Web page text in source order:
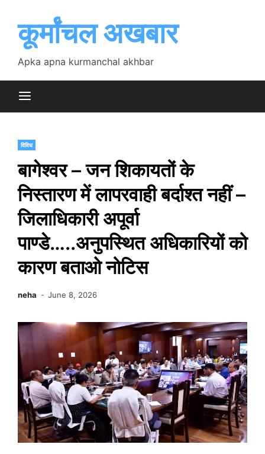
contentकूर्मांचल अखबार
Apka apna kurmanchal akhbar
विविध
बागेश्वर – जन शिकायतों के
निस्तारण में लापरवाही बर्दाश्त नहीं –
जिलाधिकारी अपूर्वा
पाण्डे…..अनुपस्थित अधिकारियों को
कारण बताओ नोटिस
neha June 8, 2026